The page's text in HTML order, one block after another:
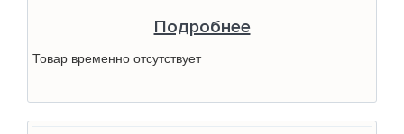
Подробнее
Товар временно отсутствует